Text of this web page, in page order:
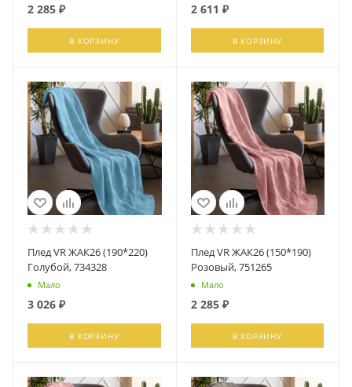
2 285 ₽
В КОРЗИНУ
2 611 ₽
В КОРЗИНУ
Плед VR ЖАК26 (190*220)
Голубой, 734328
Мало
3 026 ₽
В КОРЗИНУ
Плед VR ЖАК26 (150*190)
Розовый, 751265
Мало
2 285₽
В КОРЗИНУ